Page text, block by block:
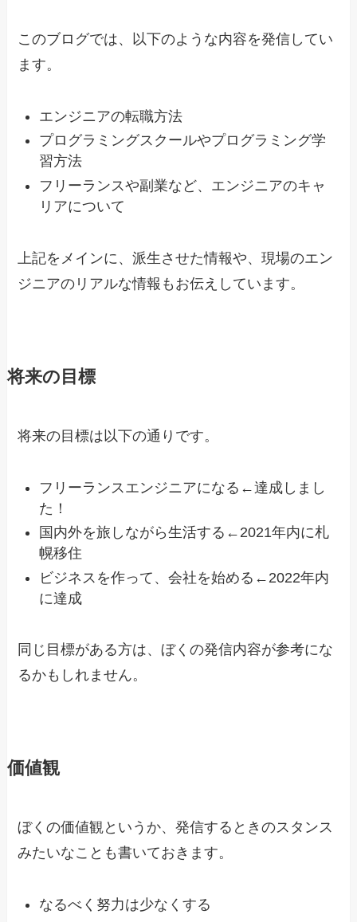
このブログでは、以下のような内容を発信してい
ます。
エンジニアの転職方法
プログラミングスクールやプログラミング学
習方法
フリーランスや副業など、エンジニアのキャ
リアについて
上記をメインに、派生させた情報や、現場のエン
ジニアのリアルな情報もお伝えしています。
将来の目標
将来の目標は以下の通りです。
フリーランスエンジニアになる←達成しまし
た！
国内外を旅しながら生活する←2021年内に札
幌移住
ビジネスを作って、会社を始める←2022年内
に達成
同じ目標がある方は、ぼくの発信内容が参考にな
るかもしれません。
価値観
ぼくの価値観というか、発信するときのスタンス
みたいなことも書いておきます。
なるべく努力は少なくする